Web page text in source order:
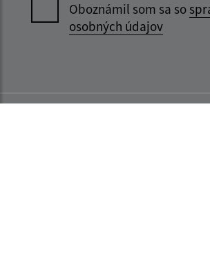
Oboznámil som sa so
osobných údajov